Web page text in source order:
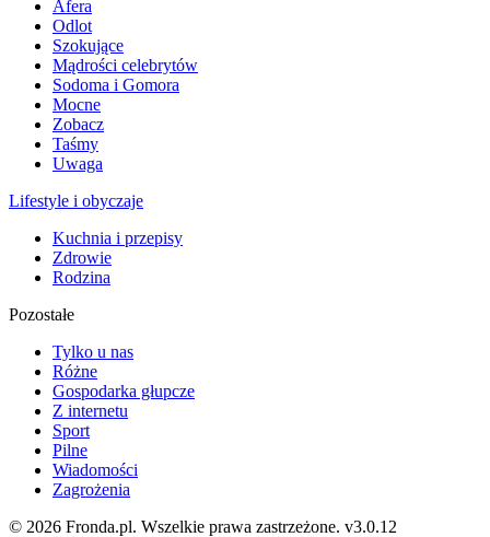
Afera
Odlot
Szokujące
Mądrości celebrytów
Sodoma i Gomora
Mocne
Zobacz
Taśmy
Uwaga
Lifestyle i obyczaje
Kuchnia i przepisy
Zdrowie
Rodzina
Pozostałe
Tylko u nas
Różne
Gospodarka głupcze
Z internetu
Sport
Pilne
Wiadomości
Zagrożenia
© 2026 Fronda.pl. Wszelkie prawa zastrzeżone. v3.0.12